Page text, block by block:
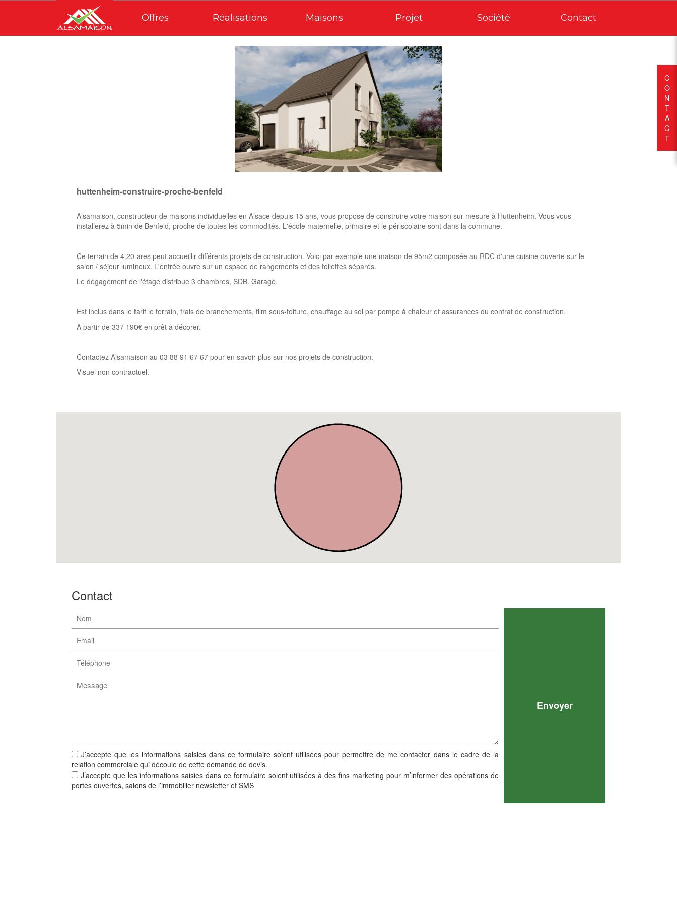
C
O
N
T
A
C
T
Offres Réalisations Maisons Projet Société Contact
huttenheim-construire-proche-benfeld
Alsamaison, constructeur de maisons individuelles en Alsace depuis 15 ans, vous propose de construire votre maison sur-mesure à Huttenheim. Vous vous
installerez à 5min de Benfeld, proche de toutes les commodités. L'école maternelle, primaire et le périscolaire sont dans la commune.
Ce terrain de 4.20 ares peut accueillir différents projets de construction. Voici par exemple une maison de 95m2 composée au RDC d'une cuisine ouverte sur le
salon / séjour lumineux. L'entrée ouvre sur un espace de rangements et des toilettes séparés.
Le dégagement de l'étage distribue 3 chambres, SDB. Garage.
Est inclus dans le tarif le terrain, frais de branchements, film sous-toiture, chauffage au sol par pompe à chaleur et assurances du contrat de construction.
A partir de 337 190€ en prêt à décorer.
Contactez Alsamaison au 03 88 91 67 67 pour en savoir plus sur nos projets de construction.
Visuel non contractuel.
Contact
J’accepte que les informations saisies dans ce formulaire soient utilisées pour permettre de me contacter dans le cadre de la
relation commerciale qui découle de cette demande de devis.
J’accepte que les informations saisies dans ce formulaire soient utilisées à des fins marketing pour m’informer des opérations de
portes ouvertes, salons de l’immobilier newsletter et SMS